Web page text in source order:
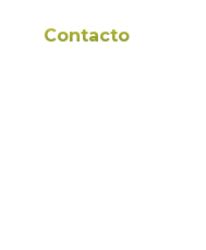
Contacto